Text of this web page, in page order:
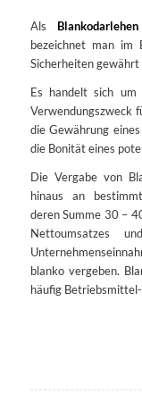
Als Blankodarlehen
bezeichnet man im
Sicherheiten gewährt
Es handelt sich um
Verwendungszweck
die Gewährung
die Bonität eines
Die Vergabe von
hinaus an
deren Summe 30 –
Nettoumsatzes
blanko vergeben.
häufig